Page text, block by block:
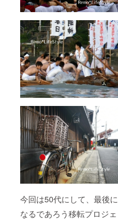
今回は50代にして、最後に
なるであろう移転プロジェ